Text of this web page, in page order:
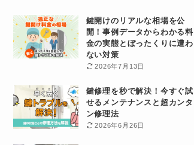
鍵開けのリアルな相場を公
開！事例データからわかる料
金の実態とぼったくりに遭わ
ない対策
2026年7月13日
鍵修理を秒で解決！今すぐ試
せるメンテナンスと超カンタ
ン修理法
2026年6月26日